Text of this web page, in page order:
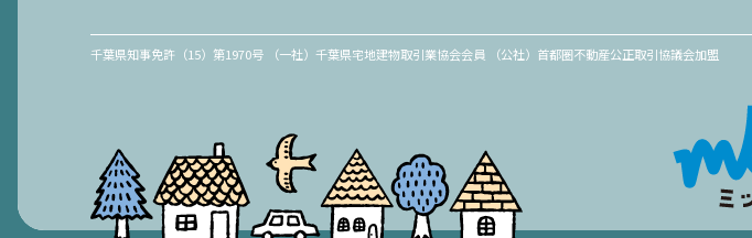
千葉県知事免許（15）第1970号 （一社）千葉県宅地建物取引業協会会員 （公社）首都圏不動産公正取引協議会加盟